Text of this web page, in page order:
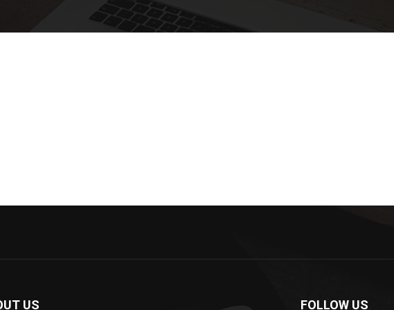
US FOLLOW US